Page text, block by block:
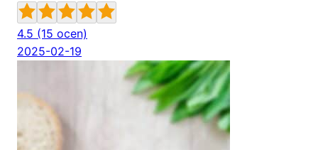
4.5 (15 ocen)
2025-02-19